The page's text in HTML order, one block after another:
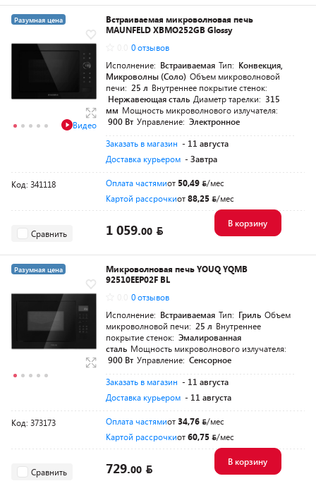
Разумная цена
Видео
Встраиваемая микроволновая печь
MAUNFELD XBMO252GB Glossy
0 отзывов
Исполнение: Встраиваемая Тип: Конвекция,
Микроволны (Соло) Объем микроволновой
печи: 25 л Внутреннее покрытие стенок:
Нержавеющая сталь Диаметр тарелки: 315
мм Мощность микроволнового излучателя:
900 Вт Управление: Электронное
Заказать в магазин - 11 августа
Доставка курьером - Завтра
Код: 341118 Оплата частямиот 50,49
/мес
Картой рассрочкиот88,25 /мес
Сравнить 1 059.00
В корзину
Разумная цена
Микроволновая печь YOUQ YQMB
92510EEP02F BL
0 отзывов
Исполнение: Встраиваемая Тип: Гриль Объем
микроволновой печи: 25 л Внутреннее
покрытие стенок: Эмалированная
сталь Мощность микроволнового излучателя:
900 Вт Управление: Сенсорное
Заказать в магазин - 11 августа
Доставка курьером - 11 августа
Код: 373173 Оплата частямиот34,76
/мес
Картой рассрочкиот60,75 /мес
Сравнить 729.00
В корзину